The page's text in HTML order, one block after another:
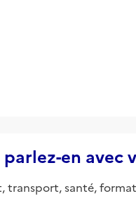
en avec
transport, santé,